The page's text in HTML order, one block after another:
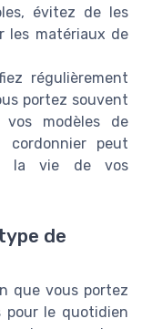
évitez de les
les matériaux de
régulièrement
portez souvent
vos modèles de
cordonnier peut
la vie de vos
de
que vous portez
pour le quotidien